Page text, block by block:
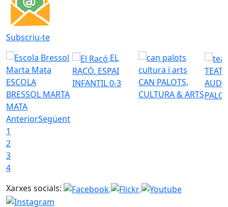
Subscriu-te
ESCOLA
BRESSOL MARTA
MATA
EL
RACÓ. ESPAI
INFANTIL 0-3
CAN PALOTS,
CULTURA & ARTS
AnteriorSegüent
1
2
3
4
Xarxes socials: